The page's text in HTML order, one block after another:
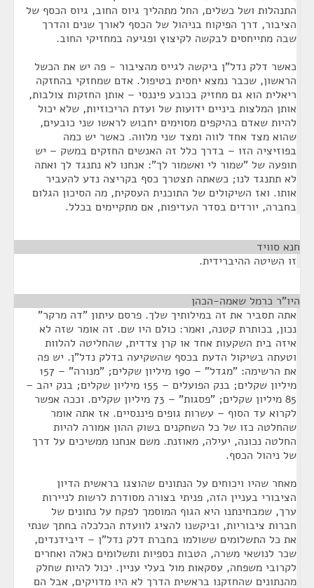
התנהלות ושל כשלים, החל מתהליך גיוס החוב, גיוס הכסף של
הציבור, דרך הפיקוח בניהול של הכסף לאורך שנים והדרך
שבה מתייחסים לבקשה לקיצוץ ופגיעה במחזיקי החוב.
כאשר דלק נדל"ן ביקשה לגייס מהציבור - פה יש את הכשל
הראשון, שכבר נמצא יחסית בטיפול. אדם שמחזקי בהחזקה
ריאלית הוא גם מחזיק בכובע פיננסי – אותן החזקות צולבות,
אותן המלצות ביניים ידועות של ועדת הריכוזיות, שלא יכול
להיות שאדם בהיקפים מסוימים יחבוש לראשו שני כובעים,
שהוא מצד אחד לווה ומצד שני מלווה. כאשר יש כמה
בפוזיציה הזו – בדרך כלל זה האנשים החזקים במשק – יש
תופעה של "שמור לי ואשמור לך": אנחנו לא נתנגד לך ואתה
לא תתנגד לנו; כשאתה תצטרך כסף בקריצה נדע להעביר
אותו. ואז השיקולים של התוכנית העסקית, מה הסיכון הגלום
בחברה, יורדים בסדר העדיפות, אם מתקיימים בכלל.
חנא סוויד
זו השיטה ההיברידית.
היו"ר כרמל שאמה-הכהן
אתה תסביר את זה במילותיך שלך. פרסם עיתון "דה מרקר"
נכון, בכותרת קטנה, ואמר: כולם היו שם. זה אומר שזה לא
איזה בית השקעות אחד או קרן צדדית, שהחליטה להלוות
וטעתה בשיקול הדעת בכסף שהשקיעה בדלק נדל"ן. יש פה
את הרשימה: "מגדל" – 190 מיליון שקלים; "מנורה" – 157
מיליון שקלים; בנק הפועלים – 155 מיליון שקלים; בנק יהב –
85 מיליון שקלים; "פסגות" – 73 מיליון שקלים. וככה אפשר
לקרוא עד הסוף – עשרות גופים פיננסיים. אז אתה אומר
שהחלטה כזו של כל השחקנים בשוק ההון אמורה להיות
החלטה נכונה, יעילה, מאוזנת. משם אנחנו ממשיכים על דרך
של ניהול הכסף.
מאחר שהיו ויכוחים על הנתונים שהוצגו בראשית הדיון
הציבורי בעניין הזה, פניתי בצורה מסודרת לרשות לניירות
ערך, שמבחינתנו היא הגוף המוסמך לפקח על נתונים של
חברות ציבוריות, וביקשנו להציג לוועדת הכלכלה בחתך שנתי
את כל התשלומים ששולמו בחברת דלק נדל"ן – דיבידנדים,
שכר לנושאי משרה, הטבות כספיות ותשלומים כאלה ואחרים
לקרובי משפחה, עסקאות מול בעלי עניין. יכול להיות שחלק
מהנתונים שהחזקנו בראשית הדרך לא היו מדויקים, אבל הם